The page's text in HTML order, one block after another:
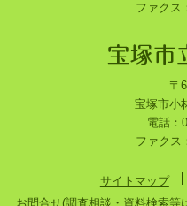
ファクス
〒
宝塚市小
電話：
ファクス
サイトマップ
お問合せ(調査相談・資料検索等